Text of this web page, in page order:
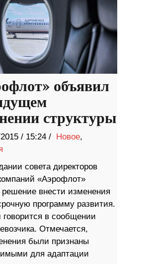
объявил
структуры
/ 15:24 / Новое,
совета директоров
«Аэрофлот»
решение внести изменения
программу развития.
в сообщении
Отмечается,
были признаны
для адаптации